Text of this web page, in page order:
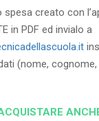
spesa creato con
in PDF ed invialo a
(nome, cognome,